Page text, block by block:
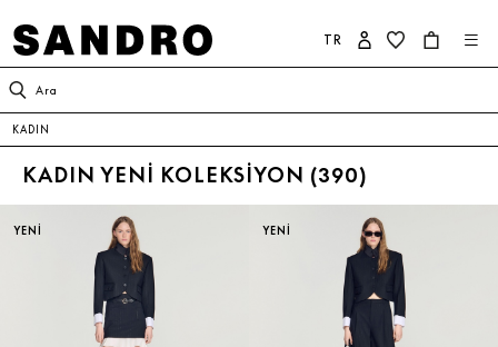
TR
KADIN
ERKEK
YENİ KOLEKSİYON
SANDRO DÜNYASI
TAAHHÜTLERİMİZ
Ara
KADIN
KADIN YENI KOLEKSIYON (390)
YENİ YENİ